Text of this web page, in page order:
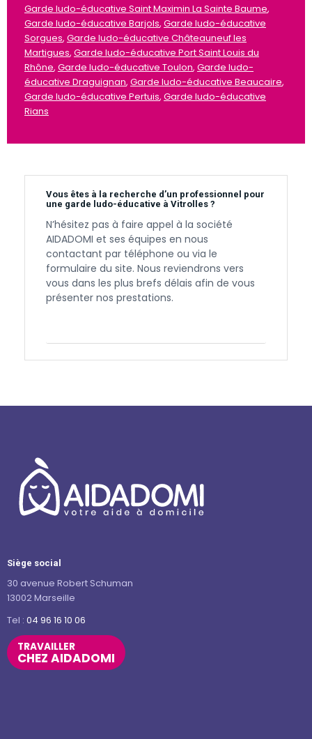
Garde ludo-éducative Saint Maximin La Sainte Baume,
Garde ludo-éducative Barjols, Garde ludo-éducative
Sorgues, Garde ludo-éducative Châteauneuf les
Martigues, Garde ludo-éducative Port Saint Louis du
Rhône, Garde ludo-éducative Toulon, Garde ludo-
éducative Draguignan, Garde ludo-éducative Beaucaire,
Garde ludo-éducative Pertuis, Garde ludo-éducative
Rians
Vous êtes à la recherche d’un professionnel pour
une garde ludo-éducative à Vitrolles ?
N’hésitez pas à faire appel à la société
AIDADOMI et ses équipes en nous
contactant par téléphone ou via le
formulaire du site. Nous reviendrons vers
vous dans les plus brefs délais afin de vous
présenter nos prestations.
Siège social
30 avenue Robert Schuman
13002 Marseille
Tel : 04 96 16 10 06
TRAVAILLER
CHEZ AIDADOMI